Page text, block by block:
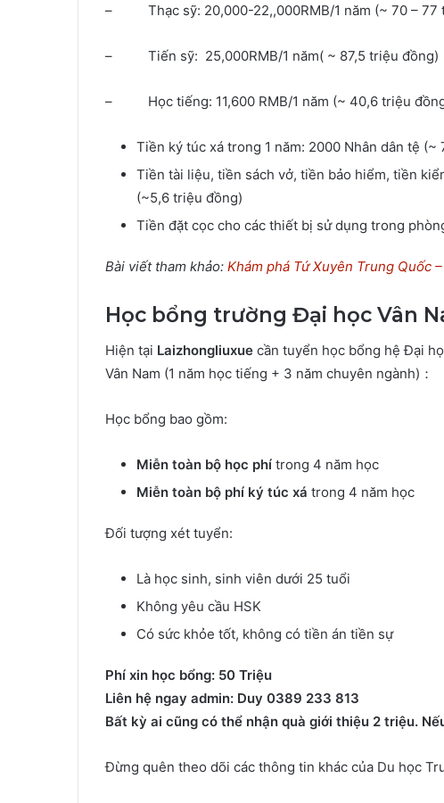
– Thạc sỹ: 20,000-22,,000RMB/1 năm (~ 70 – 77
– Tiến sỹ: 25,000RMB/1 năm( ~ 87,5 triệu đồng)
– Học tiếng: 11,600 RMB/1 năm (~ 40,6 triệu
Tiền ký túc xá trong 1 năm: 2000 Nhân dân tệ (~
Tiền tài liệu, tiền sách vở, tiền bảo hiểm, tiền
(~5,6 triệu đồng)
Tiền đặt cọc cho các thiết bị sử dụng trong
Bài viết tham khảo: Khám phá Tứ Xuyên Trung Quốc
Học bổng trường Đại học Vân
Hiện tại Laizhongliuxue cần tuyển học bổng hệ Đại
Vân Nam (1 năm học tiếng + 3 năm chuyên ngành)：
Học bổng bao gồm:
Miễn toàn bộ học phí trong 4 năm học
Miễn toàn bộ phí ký túc xá trong 4 năm học
Đối tượng xét tuyển:
Là học sinh, sinh viên dưới 25 tuổi
Không yêu cầu HSK
Có sức khỏe tốt, không có tiền án tiền sự
Phí xin học bổng: 50 Triệu
Liên hệ ngay admin: Duy 0389 233 813
Bất kỳ ai cũng có thể nhận quà giới thiệu 2 triệu.
Đừng quên theo dõi các thông tin khác của Du học